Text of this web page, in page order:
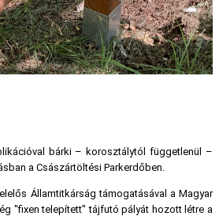
bárki – korosztálytól függetlenül –
a Császártöltési Parkerdőben.
Államtitkárság támogatásával a Magyar
"fixen telepített" tájfutó pályát hozott létre a